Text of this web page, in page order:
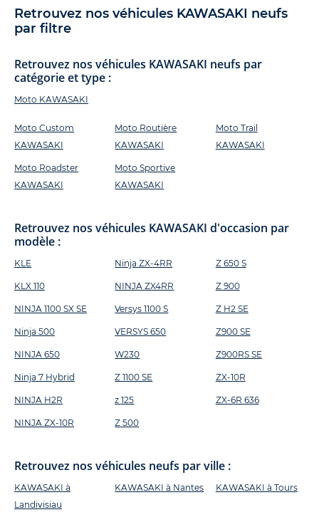
Retrouvez nos véhicules KAWASAKI neufs
par filtre
Retrouvez nos véhicules KAWASAKI neufs par
catégorie et type :
Moto KAWASAKI
Moto Custom
KAWASAKI
Moto Roadster
KAWASAKI
Moto Routière
KAWASAKI
Moto Sportive
KAWASAKI
Moto Trail
KAWASAKI
Retrouvez nos véhicules KAWASAKI d'occasion par
modèle :
KLE
KLX 110
NINJA 1100 SX SE
Ninja 500
NINJA 650
Ninja 7 Hybrid
NINJA H2R
NINJA ZX-10R
Ninja ZX-4RR
NINJA ZX4RR
Versys 1100 S
VERSYS 650
W230
Z 1100 SE
z 125
Z 500
Z 650 S
Z 900
Z H2 SE
Z900 SE
Z900RS SE
ZX-10R
ZX-6R 636
Retrouvez nos véhicules neufs par ville :
KAWASAKI à
Landivisiau
KAWASAKI à Nantes KAWASAKI à Tours